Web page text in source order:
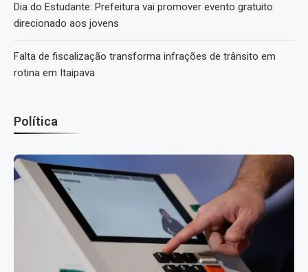
Dia do Estudante: Prefeitura vai promover evento gratuito
direcionado aos jovens
Falta de fiscalização transforma infrações de trânsito em
rotina em Itaipava
Política